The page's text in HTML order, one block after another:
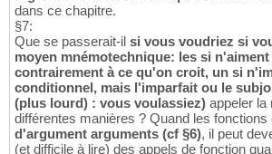
dans ce chapitre.
§7:
Que se passerait-il si vous voudriez si
moyen mnémotechnique: les si n'aiment
contrairement à ce qu'on croit, un si
conditionnel, mais l'imparfait ou le
(plus lourd) : vous voulassiez) appeler la
différentes manières ? Quand les fonctions
d'argument arguments (cf §6), il peut
(et difficile à lire) des appels de fonction